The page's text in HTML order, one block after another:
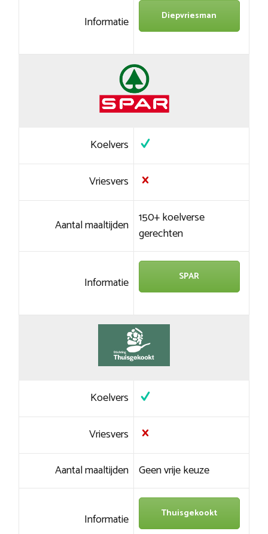
Informatie Diepvriesman
Koelvers
Vriesvers
Aantal maaltijden 150+ koelverse
gerechten
Informatie SPAR
Koelvers
Vriesvers
Aantal maaltijden Geen vrije keuze
Informatie Thuisgekookt